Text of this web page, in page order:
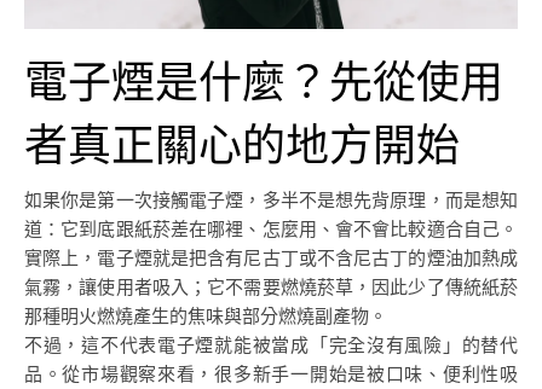
電子煙是什麼？先從使用
者真正關心的地方開始
如果你是第一次接觸電子煙，多半不是想先背原理，而是想知
道：它到底跟紙菸差在哪裡、怎麼用、會不會比較適合自己。
實際上，電子煙就是把含有尼古丁或不含尼古丁的煙油加熱成
氣霧，讓使用者吸入；它不需要燃燒菸草，因此少了傳統紙菸
那種明火燃燒產生的焦味與部分燃燒副產物。
不過，這不代表電子煙就能被當成「完全沒有風險」的替代
品。從市場觀察來看，很多新手一開始是被口味、便利性吸